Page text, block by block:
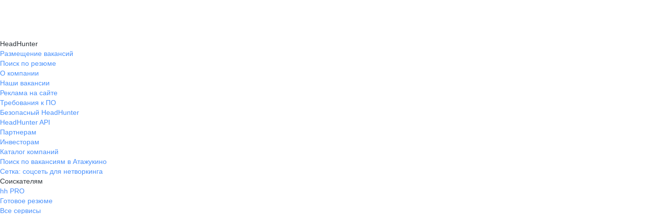
HeadHunter
Размещение вакансий
Поиск по резюме
О компании
Наши вакансии
Реклама на сайте
Требования к ПО
Безопасный HeadHunter
HeadHunter API
Партнерам
Инвесторам
Каталог компаний
Поиск по вакансиям в Атажукино
Сетка: соцсеть для нетворкинга
Соискателям
hh PRO
Готовое резюме
Все сервисы